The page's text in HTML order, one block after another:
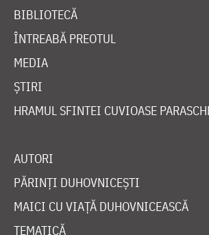
BIBLIOTECĂ
ÎNTREABĂ PREOTUL
MEDIA
ȘTIRI
HRAMUL SFINTEI CUVIOASE
AUTORI
PĂRINȚI DUHOVNICEȘTI
MAICI CU VIAȚĂ DUHOVNICEASCĂ
TEMATICĂ